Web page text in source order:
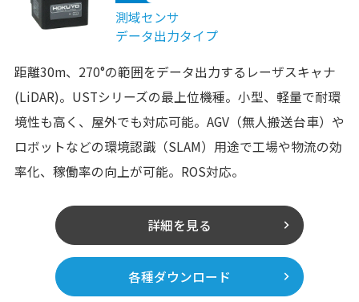
測域センサ
データ出力タイプ
距離30m、270°の範囲をデータ出力するレーザスキャナ
(LiDAR)。USTシリーズの最上位機種。小型、軽量で耐環
境性も高く、屋外でも対応可能。AGV（無人搬送台車）や
ロボットなどの環境認識（SLAM）用途で工場や物流の効
率化、稼働率の向上が可能。ROS対応。
詳細を見る
各種ダウンロード